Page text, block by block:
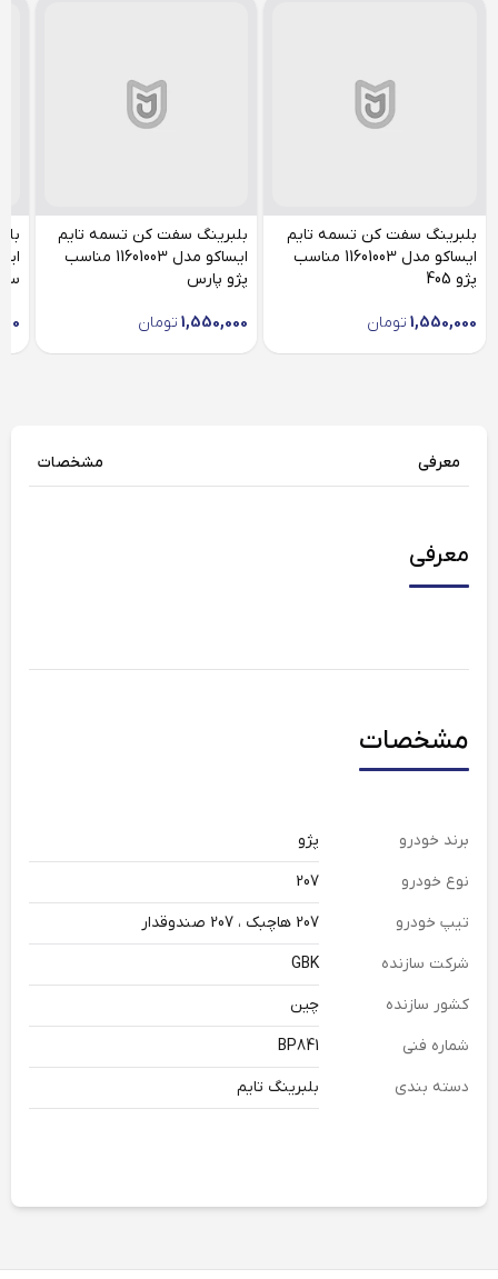
بلبرینگ سفت کن تسمه تایم
ایساکو مدل 11601003 مناسب
پژو 405
1,550,000 تومان
بلبرینگ سفت کن تسمه تایم
ایساکو مدل 11601003 مناسب
پژو پارس
1,550,000 تومان
معرفی مشخصات
معرفی
مشخصات
برند خودرو
پژو
نوع خودرو
207
تیپ خودرو
207 هاچبک ، 207 صندوقدار
شرکت سازنده
GBK
کشور سازنده
چین
شماره فنی
BP841
دسته بندی
بلبرینگ تایم